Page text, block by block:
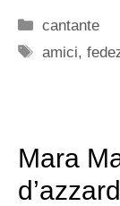
Categorie
cantante
Tag
amici,
Mara